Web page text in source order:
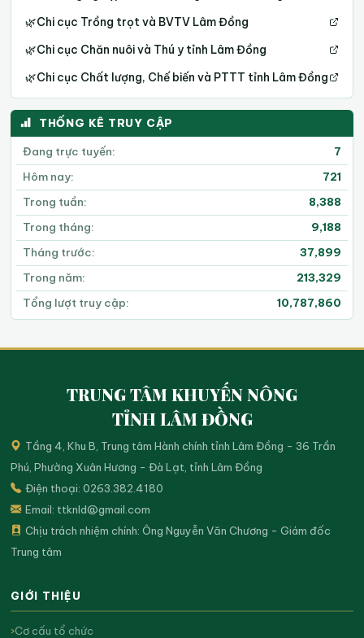
🌿Chi cục Trồng trọt và BVTV Lâm Đồng
🌿Chi cục Chăn nuôi và Thú y tỉnh Lâm Đồng
🌿Chi cục Chất lượng, Chế biến và PTTT tỉnh Lâm Đồng
THỐNG KÊ TRUY CẬP
Đang trực tuyến:
7
Hôm nay:
721
Trong tuần:
8,388
Trong tháng:
9,188
Tháng trước:
37,899
Trong năm:
213,329
Tổng lượt truy cập:
10,787,860
TRUNG TÂM KHUYẾN NÔNG
TỈNH LÂM ĐỒNG
Tầng 4, Khu B, Trung tâm Hành chính tỉnh Lâm Đồng - 36 Trần
Phú, Phường Xuân Hương - Đà Lạt, tỉnh Lâm Đồng
Điện thoại: 0263.382.4180
Email: ttknld@gmail.com
Chịu trách nhiệm chính: Ông Nguyễn Văn Chương - Giám đốc
Trung tâm
GIỚI THIỆU
Cơ cấu tổ chức